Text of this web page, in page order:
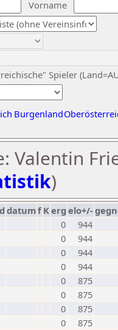
Vorname
Spieler
Burgenland
Valentin
)
datumf Kerg elo+/-
0
944
0
944
0
944
0
944
0
875
0
875
0
875
0
875